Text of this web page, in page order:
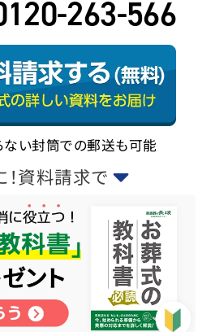
263-566
い封筒での郵送も可能
！資料請求で